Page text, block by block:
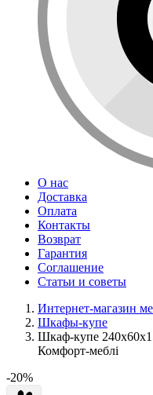
О нас
Доставка
Оплата
Контакты
Возврат
Гарантия
Соглашение
Статьи и советы
Интернет-магазин
Шкафы-купе
Шкаф-купе
Комфорт-меблі
-20%